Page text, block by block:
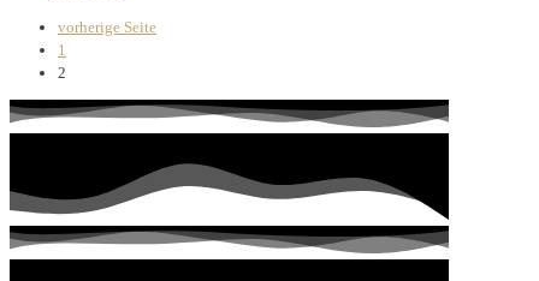
vorherige Seite
1
2